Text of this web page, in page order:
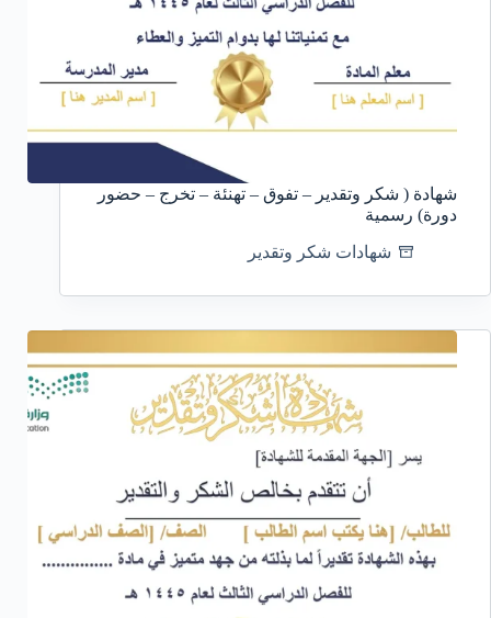
شهادة ( شكر وتقدير – تفوق – تهنئة – تخرج – حضور
دورة) رسمية
شهادات شكر وتقدير